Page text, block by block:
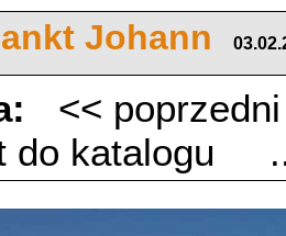
Johann
<<
do katalogu